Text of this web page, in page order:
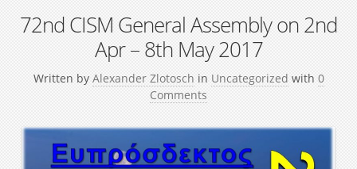
72nd CISM General Assembly on 2nd
Apr – 8th May 2017
Written by Alexander Zlotosch in Uncategorized with 0
Comments